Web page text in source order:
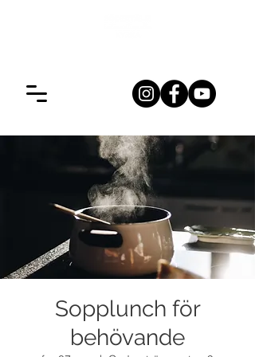
Sopplunch för
behövande